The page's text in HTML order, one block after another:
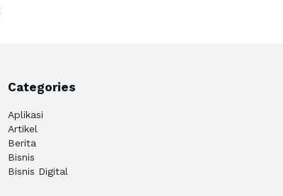
Categories
Aplikasi
Artikel
Berita
Bisnis
Bisnis Digital